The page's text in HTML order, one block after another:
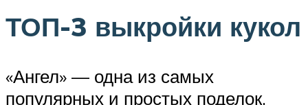
ТОП-3 выкройки кукол
«Ангел» — одна из самых
популярных и простых поделок.